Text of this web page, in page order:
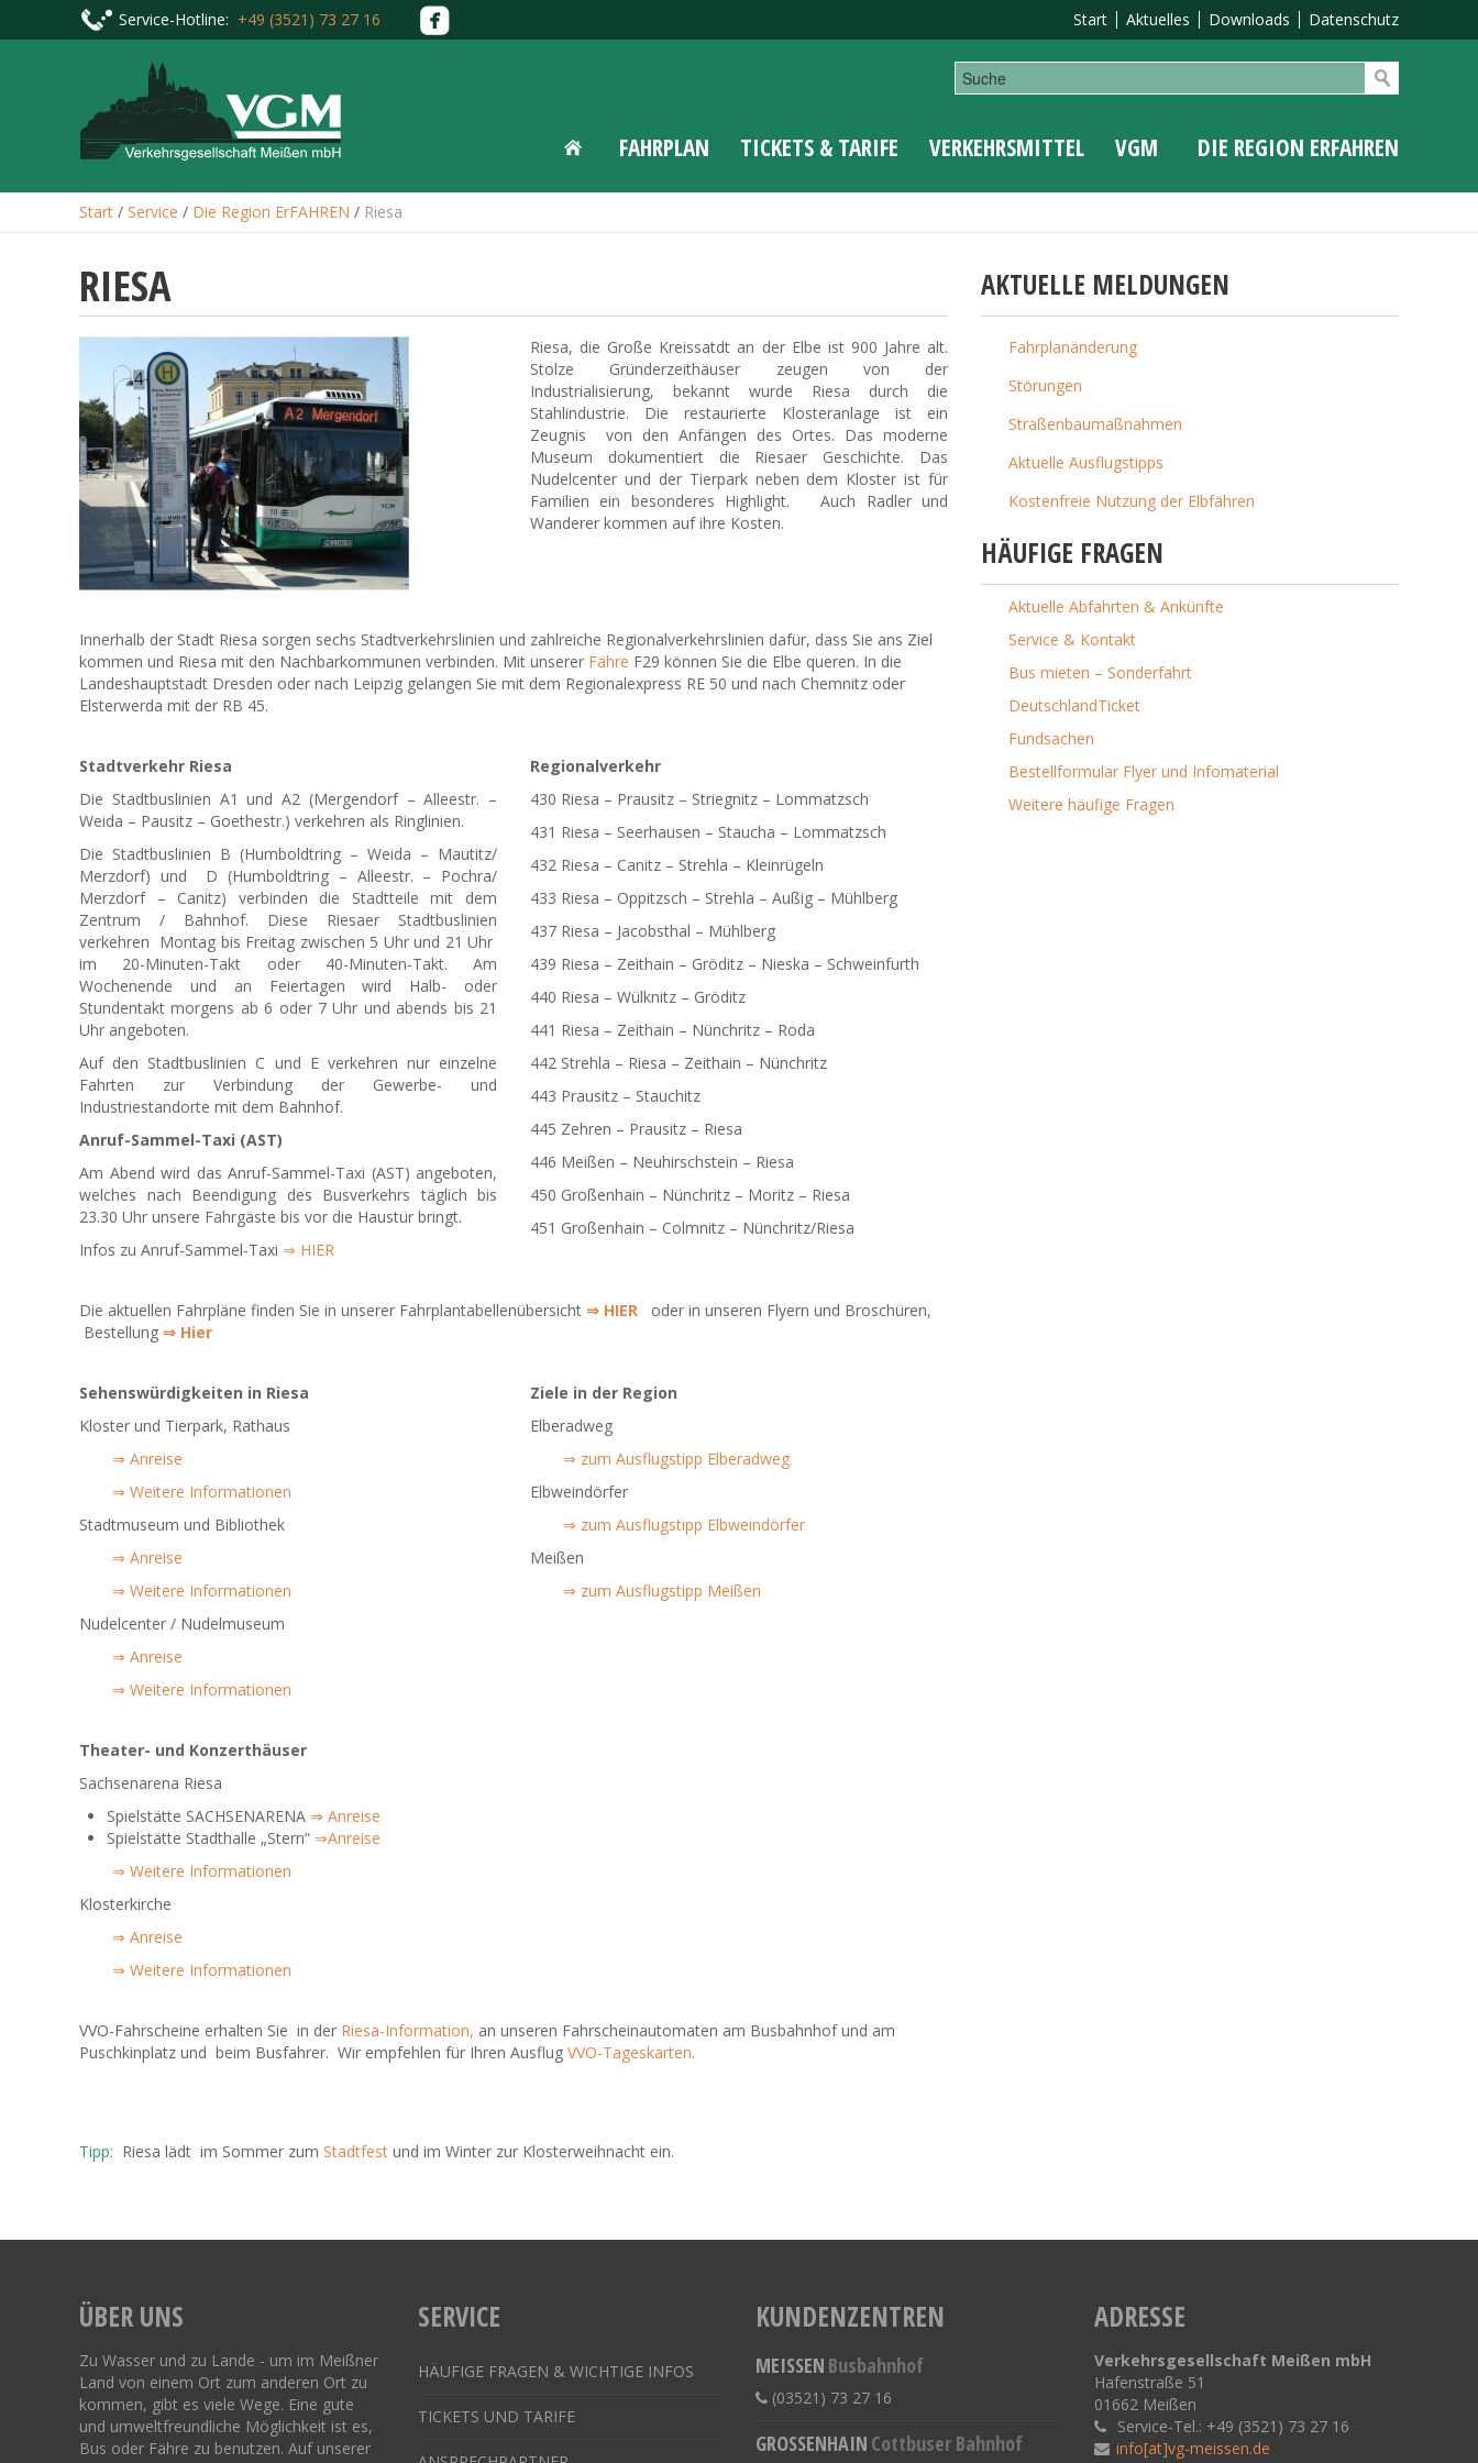
Service-Hotline: +49 (3521) 73 27 16 Start Aktuelles Downloads Datenschutz
FAHRPLAN TICKETS & TARIFE VERKEHRSMITTEL VGM DIE REGION ERFAHREN
Start / Service / Die Region ErFAHREN / Riesa
RIESA
Riesa, die Große Kreissatdt an der Elbe ist 900 Jahre alt.
Stolze Gründerzeithäuser zeugen von der
Industrialisierung, bekannt wurde Riesa durch die
Stahlindustrie. Die restaurierte Klosteranlage ist ein
Zeugnis von den Anfängen des Ortes. Das moderne
Museum dokumentiert die Riesaer Geschichte. Das
Nudelcenter und der Tierpark neben dem Kloster ist für
Familien ein besonderes Highlight. Auch Radler und
Wanderer kommen auf ihre Kosten.
Innerhalb der Stadt Riesa sorgen sechs Stadtverkehrslinien und zahlreiche Regionalverkehrslinien dafür, dass Sie ans Ziel
kommen und Riesa mit den Nachbarkommunen verbinden. Mit unserer Fähre F29 können Sie die Elbe queren. In die
Landeshauptstadt Dresden oder nach Leipzig gelangen Sie mit dem Regionalexpress RE 50 und nach Chemnitz oder
Elsterwerda mit der RB 45.
Stadtverkehr Riesa
Die Stadtbuslinien A1 und A2 (Mergendorf – Alleestr. –
Weida – Pausitz – Goethestr.) verkehren als Ringlinien.
Die Stadtbuslinien B (Humboldtring – Weida – Mautitz/
Merzdorf) und D (Humboldtring – Alleestr. – Pochra/
Merzdorf – Canitz) verbinden die Stadtteile mit dem
Zentrum / Bahnhof. Diese Riesaer Stadtbuslinien
verkehren Montag bis Freitag zwischen 5 Uhr und 21 Uhr
im 20-Minuten-Takt oder 40-Minuten-Takt. Am
Wochenende und an Feiertagen wird Halb- oder
Stundentakt morgens ab 6 oder 7 Uhr und abends bis 21
Uhr angeboten.
Auf den Stadtbuslinien C und E verkehren nur einzelne
Fahrten zur Verbindung der Gewerbe- und
Industriestandorte mit dem Bahnhof.
Anruf-Sammel-Taxi (AST)
Am Abend wird das Anruf-Sammel-Taxi (AST) angeboten,
welches nach Beendigung des Busverkehrs täglich bis
23.30 Uhr unsere Fahrgäste bis vor die Haustür bringt.
Infos zu Anruf-Sammel-Taxi ⇒ HIER
Regionalverkehr
430 Riesa – Prausitz – Striegnitz – Lommatzsch
431 Riesa – Seerhausen – Staucha – Lommatzsch
432 Riesa – Canitz – Strehla – Kleinrügeln
433 Riesa – Oppitzsch – Strehla – Außig – Mühlberg
437 Riesa – Jacobsthal – Mühlberg
439 Riesa – Zeithain – Gröditz – Nieska – Schweinfurth
440 Riesa – Wülknitz – Gröditz
441 Riesa – Zeithain – Nünchritz – Roda
442 Strehla – Riesa – Zeithain – Nünchritz
443 Prausitz – Stauchitz
445 Zehren – Prausitz – Riesa
446 Meißen – Neuhirschstein – Riesa
450 Großenhain – Nünchritz – Moritz – Riesa
451 Großenhain – Colmnitz – Nünchritz/Riesa
Die aktuellen Fahrpläne finden Sie in unserer Fahrplantabellenübersicht ⇒ HIER oder in unseren Flyern und Broschüren,
Bestellung ⇒ Hier
Sehenswürdigkeiten in Riesa
Kloster und Tierpark, Rathaus
⇒ Anreise
⇒ Weitere Informationen
Stadtmuseum und Bibliothek
⇒ Anreise
⇒ Weitere Informationen
Nudelcenter / Nudelmuseum
⇒ Anreise
⇒ Weitere Informationen
Ziele in der Region
Elberadweg
⇒ zum Ausflugstipp Elberadweg
Elbweindörfer
⇒ zum Ausflugstipp Elbweindörfer
Meißen
⇒ zum Ausflugstipp Meißen
Theater- und Konzerthäuser
Sachsenarena Riesa
Spielstätte SACHSENARENA ⇒ Anreise
Spielstätte Stadthalle „Stern“ ⇒Anreise
⇒ Weitere Informationen
Klosterkirche
⇒ Anreise
⇒ Weitere Informationen
VVO-Fahrscheine erhalten Sie in der Riesa-Information, an unseren Fahrscheinautomaten am Busbahnhof und am
Puschkinplatz und beim Busfahrer. Wir empfehlen für Ihren Ausflug VVO-Tageskarten.
Tipp: Riesa lädt im Sommer zum Stadtfest und im Winter zur Klosterweihnacht ein.
AKTUELLE MELDUNGEN
Fahrplanänderung
Störungen
Straßenbaumaßnahmen
Aktuelle Ausflugstipps
Kostenfreie Nutzung der Elbfähren
HÄUFIGE FRAGEN
Aktuelle Abfahrten & Ankünfte
Service & Kontakt
Bus mieten – Sonderfahrt
DeutschlandTicket
Fundsachen
Bestellformular Flyer und Infomaterial
Weitere häufige Fragen
ÜBER UNS
Zu Wasser und zu Lande - um im Meißner
Land von einem Ort zum anderen Ort zu
kommen, gibt es viele Wege. Eine gute
und umweltfreundliche Möglichkeit ist es,
Bus oder Fähre zu benutzen. Auf unserer
SERVICE
HÄUFIGE FRAGEN & WICHTIGE INFOS
TICKETS UND TARIFE
KUNDENZENTREN
MEISSEN Busbahnhof
(03521) 73 27 16
GROSSENHAIN Cottbuser Bahnhof
ADRESSE
Verkehrsgesellschaft Meißen mbH
Hafenstraße 51
01662 Meißen
Service-Tel.: +49 (3521) 73 27 16
info[at]vg-meissen.de